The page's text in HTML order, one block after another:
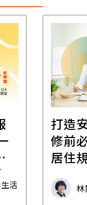
活
打造
修前
居住
林